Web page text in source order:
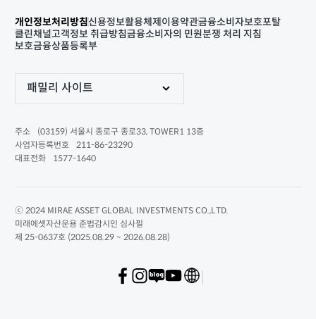
개인정보처리방침신용정보활용체제 이용약관금융소비자보호포탈
클린채널고객정보 취급방침금융소비자의 민원분쟁 처리 지침
보호금융상품등록부
패밀리 사이트
주소
(03159) 서울시 종로구 종로33, TOWER1 13층
사업자등록번호
211-86-23290
대표전화
1577-1640
ⓒ 2024 MIRAE ASSET GLOBAL INVESTMENTS CO.,LTD.
미래에셋자산운용 준법감시인 심사필
제 25-0637호 (2025.08.29 ~ 2026.08.28)